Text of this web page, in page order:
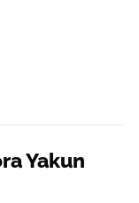
Yakun